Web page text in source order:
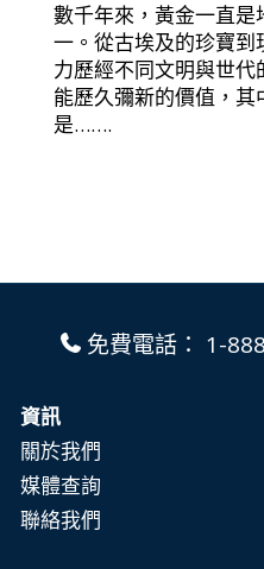
數千年來，黃金一直
一。從古埃及的珍寶
力歷經不同文明與世
能歷久彌新的價值，
是…….
免費電話： 1-
資訊
關於我們
媒體查詢
聯絡我們